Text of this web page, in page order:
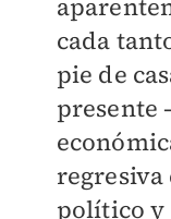
cada
pie de
presente
político y